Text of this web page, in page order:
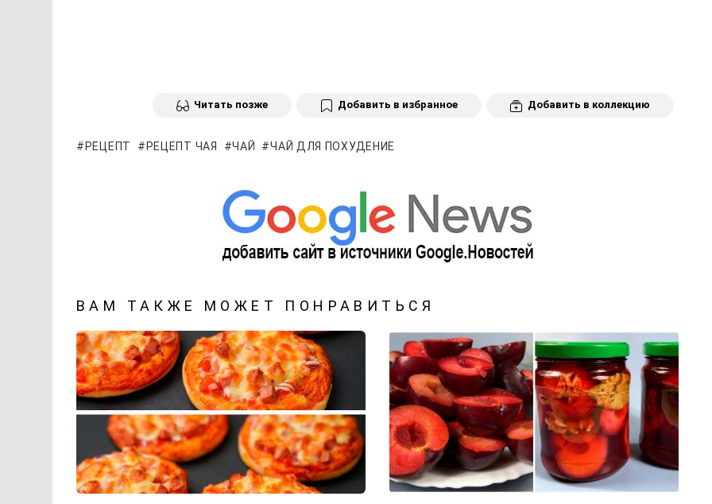
Читать позже Добавить в избранное Добавить в коллекцию
РЕЦЕПТ РЕЦЕПТ ЧАЯ ЧАЙ ЧАЙ ДЛЯ ПОХУДЕНИЕ
ВАМ ТАКЖЕ МОЖЕТ ПОНРАВИТЬСЯ